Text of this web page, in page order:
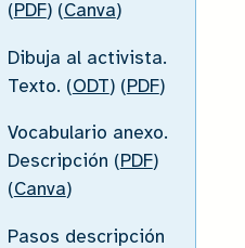
(PDF) (Canva)
Dibuja al activista.
Texto. (ODT) (PDF)
Vocabulario anexo.
Descripción ( PDF)
(Canva)
Pasos descripción